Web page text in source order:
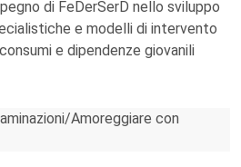
di FeDerSerD nello sviluppo
e modelli di intervento
e dipendenze giovanili
Amoreggiare con